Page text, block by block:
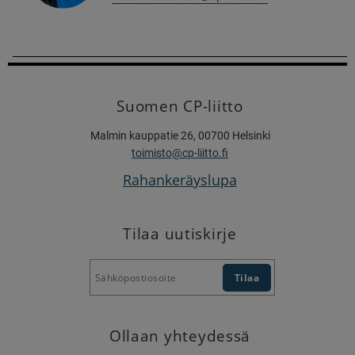
Suomen CP-liitto
Malmin kauppatie 26, 00700 Helsinki
toimisto@cp-liitto.fi
Rahankeräyslupa
Tilaa uutiskirje
Ollaan yhteydessä